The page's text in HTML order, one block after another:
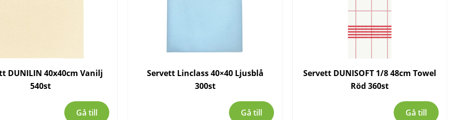
DUNILIN 40x40cm Vanilj
540st
Gå till
Servett Linclass 40×40 Ljusblå
300st
Gå till
Servett DUNISOFT 1/8 48cm Towel
Röd 360st
Gå till